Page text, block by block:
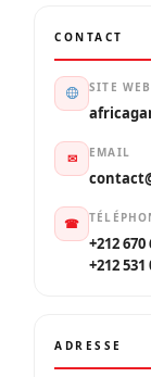
CONTACT
SITE WEB
✉ EMAIL
☎
+212 670
+212 531
ADRESSE